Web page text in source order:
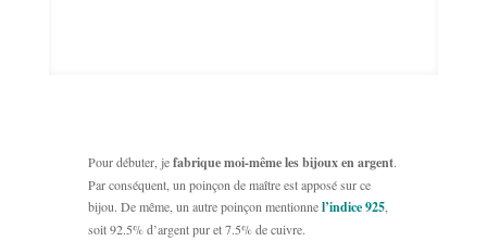
Pour débuter, jefabrique moi-même les bijoux en argent.
Par conséquent, un poinçon de maître est apposé sur ce
bijou. De même, un autre poinçon mentionnel’indice 925,
soit 92.5% d’argent pur et 7.5% de cuivre.